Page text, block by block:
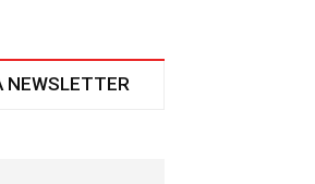
NEWSLETTER